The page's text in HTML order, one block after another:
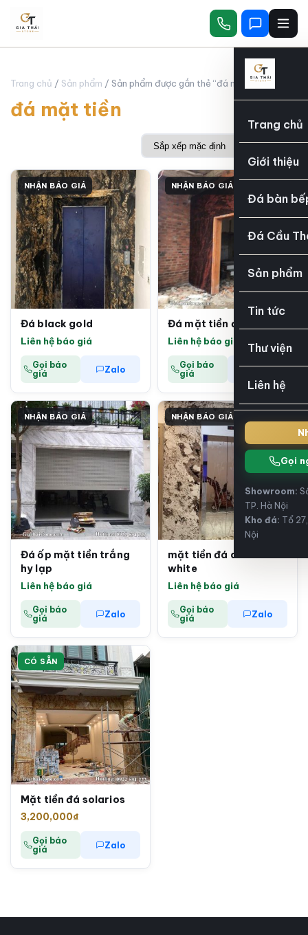
Trang chủ
Giới thiệu
Đá bàn
Đá Cầu
Sản phẩm
Tin tức
Thư viện
Liên hệ
Gọi
Showroom:
TP. Hà Nội
Kho đá: Tổ
Nội
Trang chủ / Sản phẩm / Sản phẩm được gắn thẻ “đá mặt tiền”
đá mặt tiền
NHẬN BÁO GIÁ
Đá black gold
Liên hệ báo giá
Gọi báo
giá
Zalo
NHẬN BÁO GIÁ
Đá mặt tiền đỏ sa mạc
Liên hệ báo giá
Gọi báo
giá
Zalo
NHẬN BÁO GIÁ
Đá ốp mặt tiền trắng
hy lạp
Liên hệ báo giá
Gọi báo
giá
Zalo
NHẬN BÁO GIÁ
mặt tiền đá alaska
white
Liên hệ báo giá
Gọi báo
giá
Zalo
CÓ SẴN
Mặt tiền đá solarios
3,200,000₫
Gọi báo
giá
Zalo